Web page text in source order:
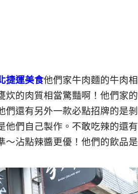
捷運美食他們家牛肉麵的牛肉相
炊的肉質相當驚豔啊！他們家的
還有另外一款必點招牌的是剝
他們自己製作。不敢吃辣的還有
～沾點辣醬更優！他們的飲品是